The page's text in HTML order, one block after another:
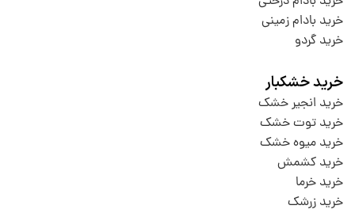
خرید بادام زمینی
خرید گردو
خرید خشکبار
خرید انجیر خشک
خرید توت خشک
خرید میوه خشک
خرید کشمش
خرید خرما
خرید زرشک